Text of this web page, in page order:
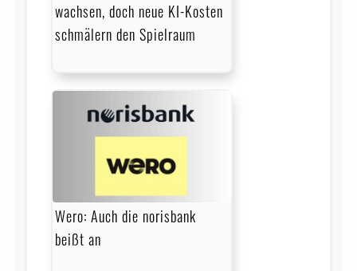
wachsen, doch neue KI-Kosten
schmälern den Spielraum
Wero: Auch die norisbank
beißt an